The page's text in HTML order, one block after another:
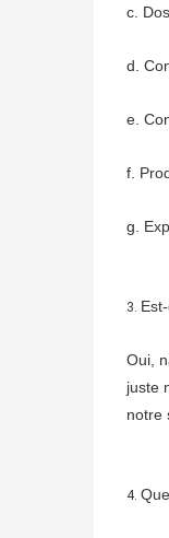
c.
d.
e.
f.
g.
3.
Oui,
juste
notre
4.